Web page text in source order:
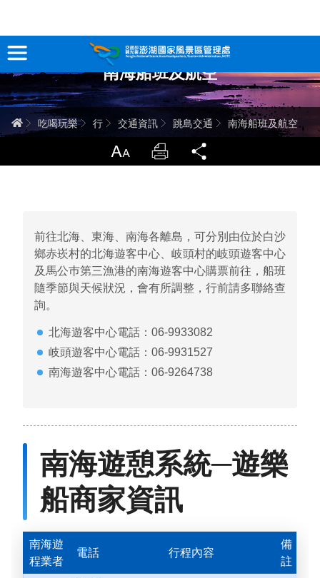
跳
到
主
要
內
容
訊息專區
關於澎湖
永續旅遊
網站導覽
環境教育網 行政資訊網
RSS 臉書粉絲團
ไทย Bahasa indonesia
南海船班及航空
首頁吃喝玩樂 行 交通資訊 跳島交通 南海船班及航空
放大 列印
前往北海、東海、南海各離島，可分別由位於白沙
鄉赤崁村的北海遊客中心、岐頭村的岐頭遊客中心
及馬公巿第三漁港的南海遊客中心購票前往，船班
隨季節與天候狀況，會有所調整，行前請多聯絡查
詢。
北海遊客中心電話：06-9933082
岐頭遊客中心電話：06-9931527
南海遊客中心電話：06-9264738
南海遊憩系統─遊樂
船商家資訊
南海遊
程業者
電話 行程內容
備
註